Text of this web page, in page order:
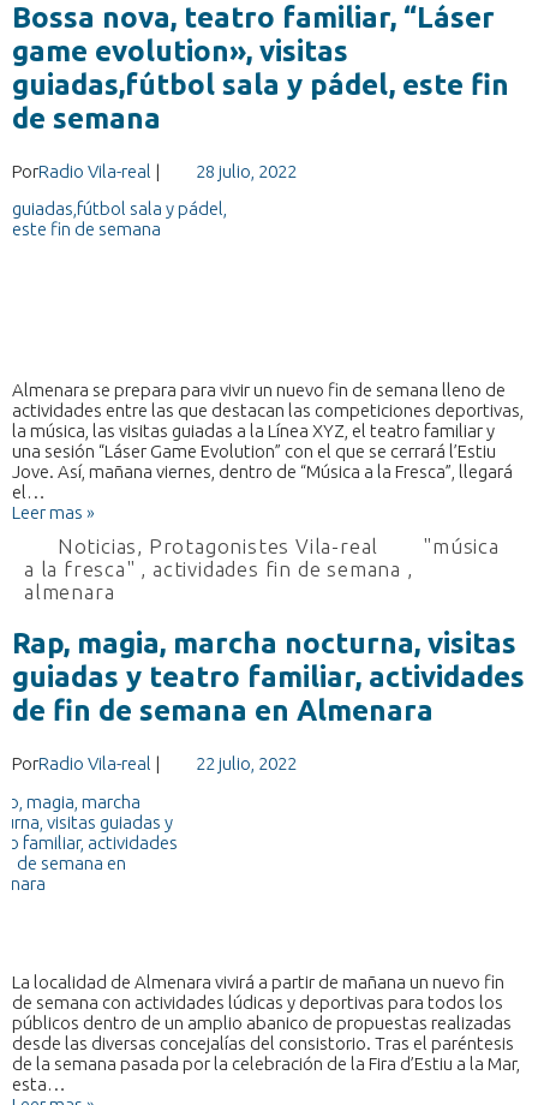
Bossa nova, teatro familiar, “Láser
game evolution», visitas
guiadas,fútbol sala y pádel, este fin
de semana
PorRadio Vila-real | 28 julio, 2022
Almenara se prepara para vivir un nuevo fin de semana lleno de
actividades entre las que destacan las competiciones deportivas,
la música, las visitas guiadas a la Línea XYZ, el teatro familiar y
una sesión “Láser Game Evolution” con el que se cerrará l’Estiu
Jove. Así, mañana viernes, dentro de “Música a la Fresca”, llegará
el…
Leer mas »
Noticias, Protagonistes Vila-real
"música
a la fresca" , actividades fin de semana ,
almenara
Rap, magia, marcha nocturna, visitas
guiadas y teatro familiar, actividades
de fin de semana en Almenara
PorRadio Vila-real | 22 julio, 2022
La localidad de Almenara vivirá a partir de mañana un nuevo fin
de semana con actividades lúdicas y deportivas para todos los
públicos dentro de un amplio abanico de propuestas realizadas
desde las diversas concejalías del consistorio. Tras el paréntesis
de la semana pasada por la celebración de la Fira d’Estiu a la Mar,
esta…